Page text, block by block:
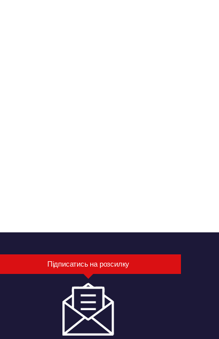
Підписатись на розсилку